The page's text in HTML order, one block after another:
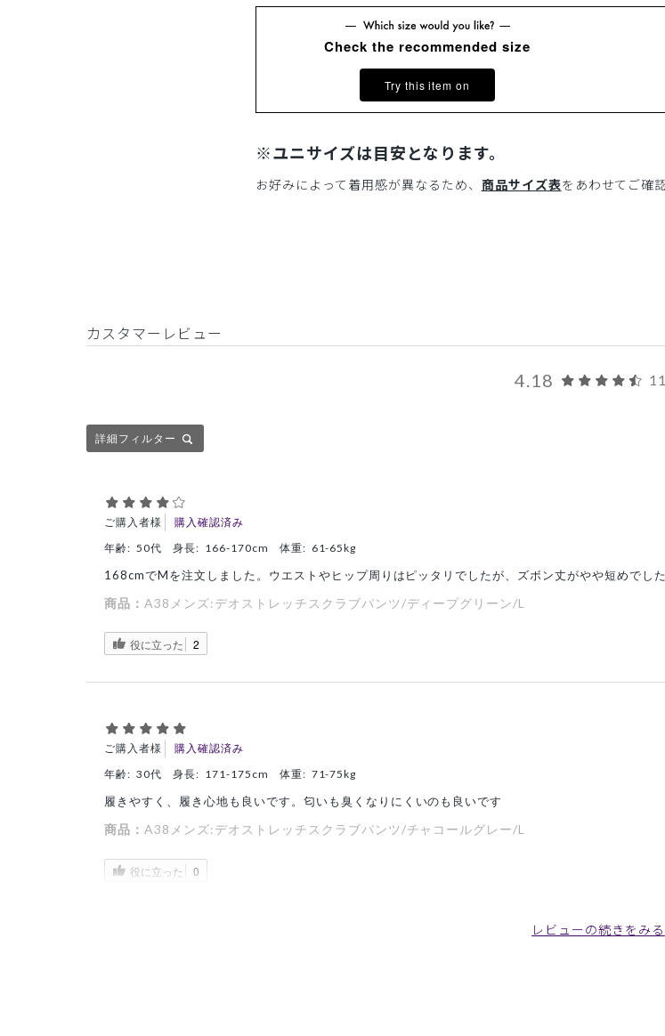
Check the recommended size
Try this item on
※ユニサイズは目安となります。
お好みによって着用感が異なるため、 商品サイズ表をあわせてご確
カスタマーレビュー
4.18
詳細フィルター
ご購入者様 購入確認済み
年齢: 50代 身長: 166-170cm 体重: 61-65kg
168cmでMを注文しました。ウエストやヒップ周りはピッタリでしたが、ズボン丈がやや短めでした
商品： A38メンズ:デオストレッチスクラブパンツ/ディープグリーン/L
役に立った 2
ご購入者様 購入確認済み
年齢: 30代 身長: 171-175cm 体重: 71-75kg
履きやすく、履き心地も良いです。匂いも臭くなりにくいのも良いです
商品： A38メンズ:デオストレッチスクラブパンツ/チャコールグレー/L
役に立った 0
レビューの続きをみる